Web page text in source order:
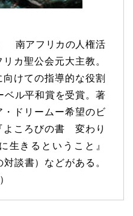
南アフリカの人権活
カ聖公会元大主教。
けての指導的な役割
ベル平和賞を受賞。著
ドリームー希望のビ
よころびの書 変わり
生きるということ』
談書）などがある。